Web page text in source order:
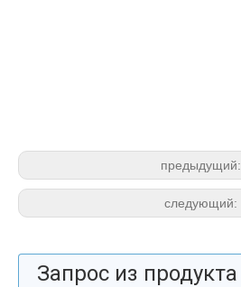
предыдущий:
следующий:
Запрос из продукта